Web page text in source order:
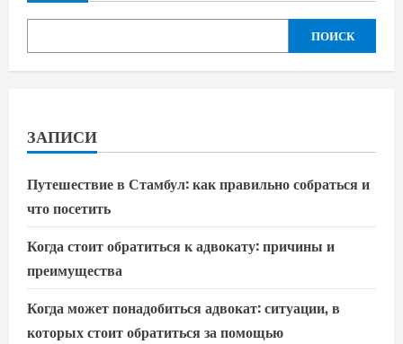
ПОИСК
ЗАПИСИ
Путешествие в Стамбул: как правильно собраться и
что посетить
Когда стоит обратиться к адвокату: причины и
преимущества
Когда может понадобиться адвокат: ситуации, в
которых стоит обратиться за помощью